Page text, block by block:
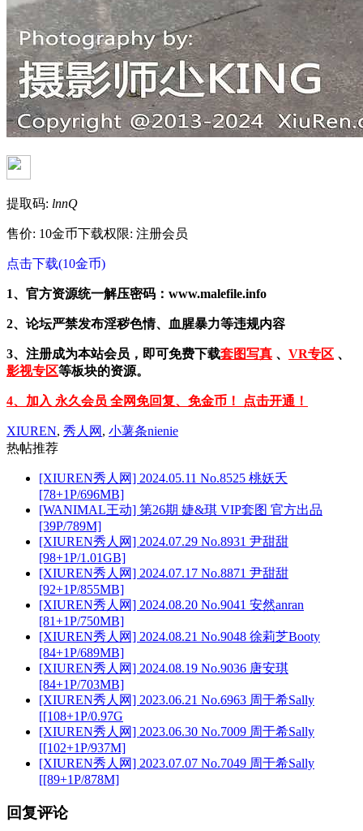
提取码: lnnQ
售价: 10金币下载权限: 注册会员
点击下载(10金币)
1、官方资源统一解压密码：www.malefile.info
2、论坛严禁发布淫秽色情、血腥暴力等违规内容
3、注册成为本站会员，即可免费下载套图写真 、 VR专区 、
影视专区等板块的资源。
4、加入 永久会员 全网免回复、免金币！ 点击开通！
XIUREN, 秀人网 , 小薯条nienie
热帖推荐
[XIUREN秀人网] 2024.05.11 No.8525 桃妖夭
[78+1P/696MB]
[WANIMAL王动] 第26期 婕&琪 VIP套图 官方出品
[39P/789M]
[XIUREN秀人网] 2024.07.29 No.8931 尹甜甜
[98+1P/1.01GB]
[XIUREN秀人网] 2024.07.17 No.8871 尹甜甜
[92+1P/855MB]
[XIUREN秀人网] 2024.08.20 No.9041 安然anran
[81+1P/750MB]
[XIUREN秀人网] 2024.08.21 No.9048 徐莉芝Booty
[84+1P/689MB]
[XIUREN秀人网] 2024.08.19 No.9036 唐安琪
[84+1P/703MB]
[XIUREN秀人网] 2023.06.21 No.6963 周于希Sally
[[108+1P/0.97G
[XIUREN秀人网] 2023.06.30 No.7009 周于希Sally
[[102+1P/937M]
[XIUREN秀人网] 2023.07.07 No.7049 周于希Sally
[[89+1P/878M]
回复评论